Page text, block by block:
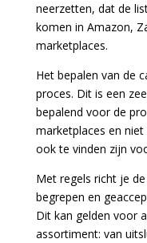
neerzetten, dat de
komen in Amazon,
marketplaces.
Het bepalen van de
proces. Dit is een
bepalend voor de
marketplaces en
ook te vinden zijn
Met regels richt je
begrepen en
Dit kan gelden voor
assortiment: van